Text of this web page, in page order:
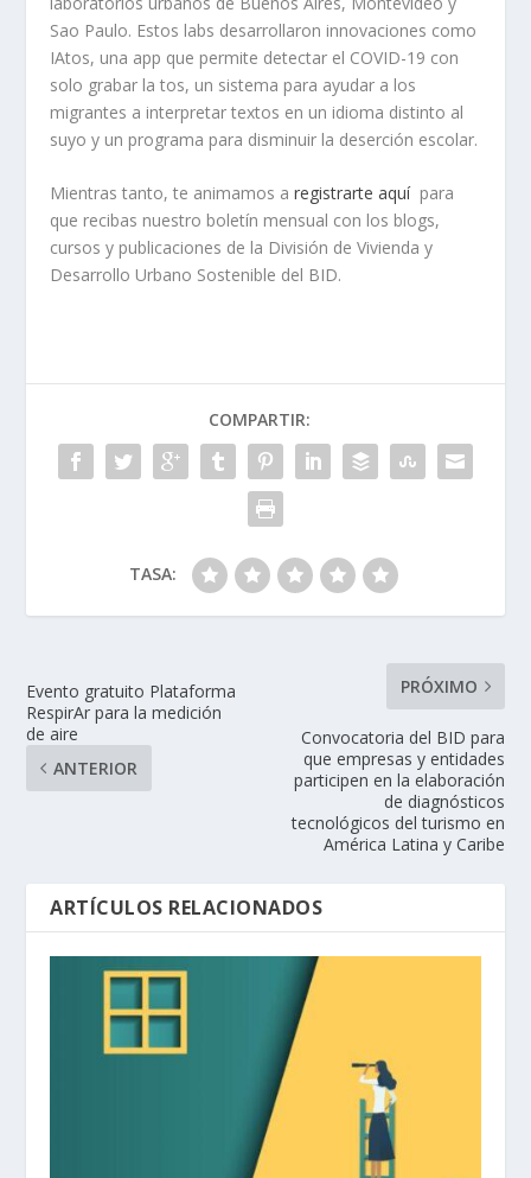
Sao Paulo. Estos labs desarrollaron innovaciones como
IAtos, una app que permite detectar el COVID-19 con
solo grabar la tos, un sistema para ayudar a los
migrantes a interpretar textos en un idioma distinto al
suyo y un programa para disminuir la deserción escolar.
Mientras tanto, te animamos aregistrarte aquípara
que recibas nuestro boletín mensual con los blogs,
cursos y publicaciones de la División de Vivienda y
Desarrollo Urbano Sostenible del BID.
COMPARTIR:
TASA:
Evento gratuito Plataforma
RespirAr para la medición
de aire
ANTERIOR
PRÓXIMO
Convocatoria del BID para
que empresas y entidades
participen en la elaboración
de diagnósticos
tecnológicos del turismo en
América Latina y Caribe
ARTÍCULOS RELACIONADOS